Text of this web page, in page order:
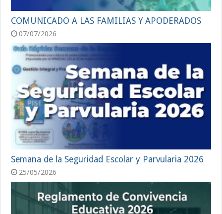
COMUNICADO A LAS FAMILIAS Y APODERADOS
07/07/2026
Semana de la Seguridad Escolar y Parvularia 2026
25/05/2026